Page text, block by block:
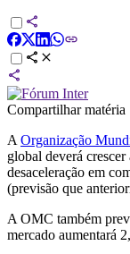
Compartilhar matéria
A Organização
global deverá
desaceleração em
(previsão que
A OMC também
mercado aumentará